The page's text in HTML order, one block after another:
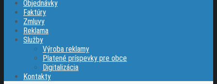
Objednávky
Faktúry
Zmluvy
Reklama
Služby
Výroba reklamy
Platené príspevky pre obce
Digitalizácia
Kontakty